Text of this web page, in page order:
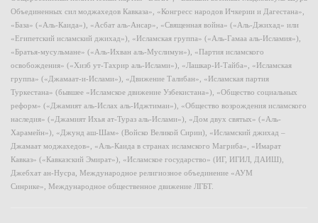
Объединенных сил моджахедов Кавказа», «Конгресс народов Ичкерии и Дагестана»,
«База» («Аль-Каида»), «Асбат аль-Ансар», «Священная война» («Аль-Джихад» или
«Египетский исламский джихад»), «Исламская группа» («Аль-Гамаа аль-Исламия»),
«Братья-мусульмане» («Аль-Ихван аль-Муслимун»), «Партия исламского
освобождения» («Хизб ут-Тахрир аль-Ислами»), «Лашкар-И-Тайба», «Исламская
группа» («Джамаат-и-Ислами»), «Движение Талибан», «Исламская партия
Туркестана» (бывшее «Исламское движение Узбекистана»), «Общество социальных
реформ» («Джамият аль-Ислах аль-Иджтимаи»), «Общество возрождения исламского
наследия» («Джамият Ихья ат-Тураз аль-Ислами»), «Дом двух святых» («Аль-
Харамейн»), «Джунд аш-Шам» (Войско Великой Сирии), «Исламский джихад –
Джамаат моджахедов», «Аль-Каида в странах исламского Магриба», «Имарат
Кавказ» («Кавказский Эмират»), «Исламское государство» (ИГ, ИГИЛ, ДАИШ),
Джебхат ан-Нусра, Международное религиозное объединение «АУМ
Синрике», Международное общественное движение ЛГБТ.